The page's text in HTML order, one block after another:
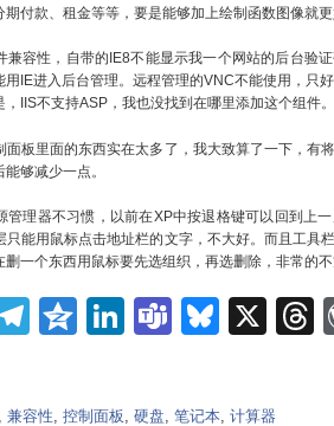
期付款、租金等等，要是能够加上绘制函数图像就
容性，自带的IE8不能显示我一个网站的后台验证
用IE进入后台管理。远程管理的VNC不能使用，只
，IIS不支持ASP，我也没找到在哪里添加这个组件
里面的东西实在太多了，我大致算了一下，有
够减少一点。
理器不习惯，以前在XP中按退格键可以回到上一
只能用鼠标点击地址栏的文字，不大好。而且工具
删一个东西用鼠标要先选组织，再选删除，非常的
Telegram
Qzone
LinkedIn
TeamsX
,兼容性 ,控制面板 ,硬盘 ,笔记本 ,计算器